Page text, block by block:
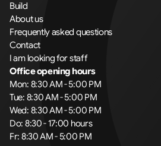
Build
About us
Frequently asked questions
Contact
I am looking for staff
Office opening hours
Mon: 8:30 AM - 5:00 PM
Tue: 8:30 AM - 5:00 PM
Wed: 8:30 AM - 5:00 PM
Do: 8:30 - 17:00 hours
Fr: 8:30 AM - 5:00 PM